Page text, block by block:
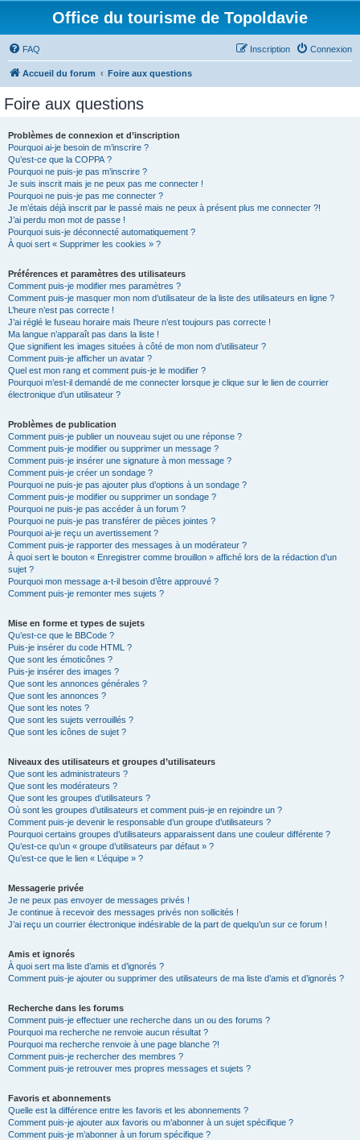
Office du tourisme de Topoldavie
FAQ Connexion
Inscription
Accueil du forum Foire aux questions
Foire aux questions
Problèmes de connexion et d’inscription
Pourquoi ai-je besoin de m’inscrire ?
Qu’est-ce que la COPPA ?
Pourquoi ne puis-je pas m’inscrire ?
Je suis inscrit mais je ne peux pas me connecter !
Pourquoi ne puis-je pas me connecter ?
Je m’étais déjà inscrit par le passé mais ne peux à présent plus me connecter ?!
J’ai perdu mon mot de passe !
Pourquoi suis-je déconnecté automatiquement ?
À quoi sert « Supprimer les cookies » ?
Préférences et paramètres des utilisateurs
Comment puis-je modifier mes paramètres ?
Comment puis-je masquer mon nom d’utilisateur de la liste des utilisateurs en ligne ?
L’heure n’est pas correcte !
J’ai réglé le fuseau horaire mais l’heure n’est toujours pas correcte !
Ma langue n’apparaît pas dans la liste !
Que signifient les images situées à côté de mon nom d’utilisateur ?
Comment puis-je afficher un avatar ?
Quel est mon rang et comment puis-je le modifier ?
Pourquoi m’est-il demandé de me connecter lorsque je clique sur le lien de courrier
électronique d’un utilisateur ?
Problèmes de publication
Comment puis-je publier un nouveau sujet ou une réponse ?
Comment puis-je modifier ou supprimer un message ?
Comment puis-je insérer une signature à mon message ?
Comment puis-je créer un sondage ?
Pourquoi ne puis-je pas ajouter plus d’options à un sondage ?
Comment puis-je modifier ou supprimer un sondage ?
Pourquoi ne puis-je pas accéder à un forum ?
Pourquoi ne puis-je pas transférer de pièces jointes ?
Pourquoi ai-je reçu un avertissement ?
Comment puis-je rapporter des messages à un modérateur ?
À quoi sert le bouton « Enregistrer comme brouillon » affiché lors de la rédaction d’un
sujet ?
Pourquoi mon message a-t-il besoin d’être approuvé ?
Comment puis-je remonter mes sujets ?
Mise en forme et types de sujets
Qu’est-ce que le BBCode ?
Puis-je insérer du code HTML ?
Que sont les émoticônes ?
Puis-je insérer des images ?
Que sont les annonces générales ?
Que sont les annonces ?
Que sont les notes ?
Que sont les sujets verrouillés ?
Que sont les icônes de sujet ?
Niveaux des utilisateurs et groupes d’utilisateurs
Que sont les administrateurs ?
Que sont les modérateurs ?
Que sont les groupes d’utilisateurs ?
Où sont les groupes d’utilisateurs et comment puis-je en rejoindre un ?
Comment puis-je devenir le responsable d’un groupe d’utilisateurs ?
Pourquoi certains groupes d’utilisateurs apparaissent dans une couleur différente ?
Qu’est-ce qu’un « groupe d’utilisateurs par défaut » ?
Qu’est-ce que le lien « L’équipe » ?
Messagerie privée
Je ne peux pas envoyer de messages privés !
Je continue à recevoir des messages privés non sollicités !
J’ai reçu un courrier électronique indésirable de la part de quelqu’un sur ce forum !
Amis et ignorés
À quoi sert ma liste d’amis et d’ignorés ?
Comment puis-je ajouter ou supprimer des utilisateurs de ma liste d’amis et d’ignorés ?
Recherche dans les forums
Comment puis-je effectuer une recherche dans un ou des forums ?
Pourquoi ma recherche ne renvoie aucun résultat ?
Pourquoi ma recherche renvoie à une page blanche ?!
Comment puis-je rechercher des membres ?
Comment puis-je retrouver mes propres messages et sujets ?
Favoris et abonnements
Quelle est la différence entre les favoris et les abonnements ?
Comment puis-je ajouter aux favoris ou m’abonner à un sujet spécifique ?
Comment puis-je m’abonner à un forum spécifique ?